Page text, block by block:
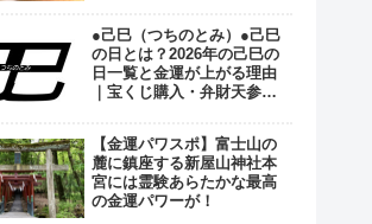
●己巳（つちのとみ）●己巳
の日とは？2026年の己巳の
日一覧と金運が上がる理由
｜宝くじ購入・弁財天参拝
【金運パワスポ】富士山の
麓に鎮座する新屋山神社本
宮には霊験あらたかな最高
の金運パワーが！